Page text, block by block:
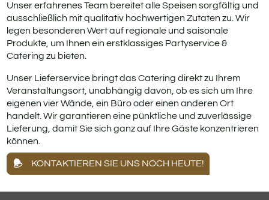
Unser erfahrenes Team bereitet alle Speisen sorgfältig und
ausschließlich mit qualitativ hochwertigen Zutaten zu. Wir
legen besonderen Wert auf regionale und saisonale
Produkte, um Ihnen ein erstklassiges Partyservice &
Catering zu bieten.
Unser Lieferservice bringt das Catering direkt zu Ihrem
Veranstaltungsort, unabhängig davon, ob es sich um Ihre
eigenen vier Wände, ein Büro oder einen anderen Ort
handelt. Wir garantieren eine pünktliche und zuverlässige
Lieferung, damit Sie sich ganz auf Ihre Gäste konzentrieren
können.
KONTAKTIEREN SIE UNS NOCH HEUTE!